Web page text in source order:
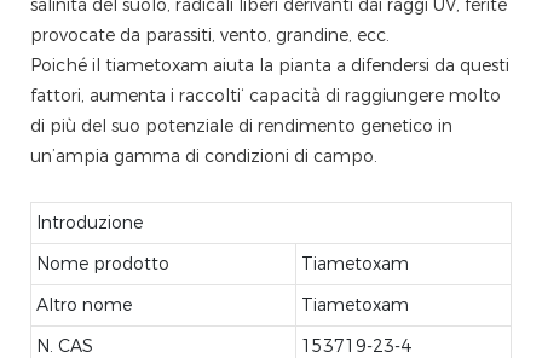
salinità del suolo, radicali liberi derivanti dai raggi UV, ferite
provocate da parassiti, vento, grandine, ecc.
Poiché il tiametoxam aiuta la pianta a difendersi da questi
fattori, aumenta i raccolti‘ capacità di raggiungere molto
di più del suo potenziale di rendimento genetico in
un’ampia gamma di condizioni di campo.
Introduzione
Nome prodotto
Tiametoxam
Altro nome
Tiametoxam
N. CAS
153719-23-4